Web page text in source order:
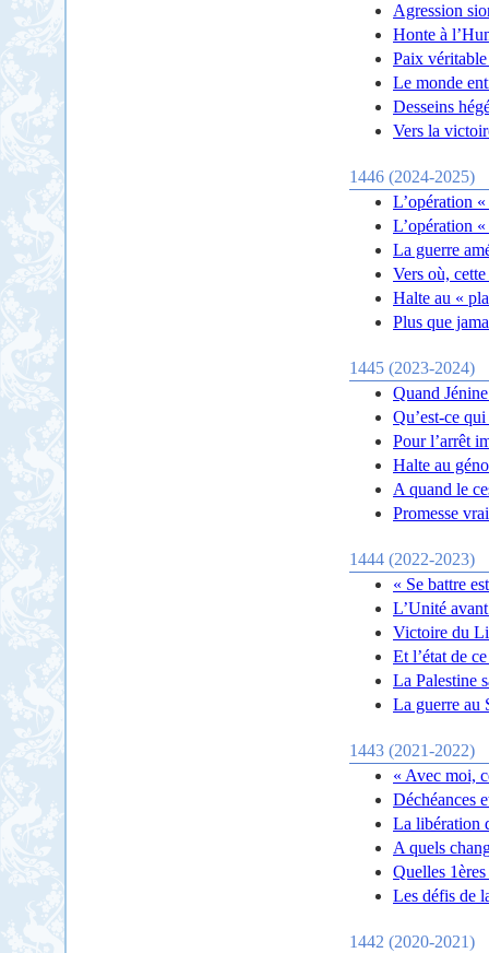
Agression
Honte à
Paix
Le monde
Desseins
Vers la
1446 (2024-2025)
L’opération
L’opération
La guerre
Vers où,
Halte au «
Plus que
1445 (2023-2024)
Quand
Qu’est-ce
Pour l’arrêt
Halte au
A quand le
Promesse
1444 (2022-2023)
« Se battre
L’Unité
Victoire du
Et l’état de
La Palestine
La guerre au
1443 (2021-2022)
« Avec moi,
Déchéances
La libération
A quels
Quelles
Les défis de
1442 (2020-2021)